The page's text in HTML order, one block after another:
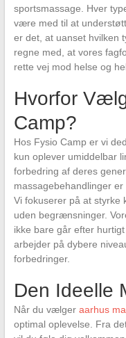
sportsmassage. Hver
være med til at
er det, at uanset hvilken
regne med, at vores
rette vej mod helse og
Hvorfor
Camp?
Hos Fysio Camp er vi
kun oplever umiddelbar
forbedring af deres
massagebehandlinger
Vi fokuserer på at styrke
uden begrænsninger.
ikke bare går efter
arbejder på dybere
forbedringer.
Den Ideelle
Når du vælger aarhus
optimal oplevelse. Fra